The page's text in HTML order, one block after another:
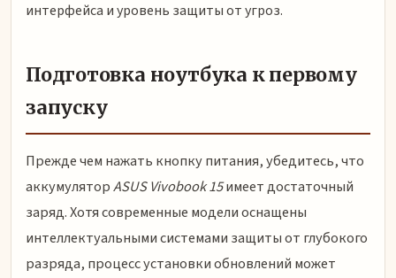
интерфейса и уровень защиты от угроз.
Подготовка ноутбука к первому
запуску
Прежде чем нажать кнопку питания, убедитесь, что
аккумуляторASUS Vivobook 15имеет достаточный
заряд. Хотя современные модели оснащены
интеллектуальными системами защиты от глубокого
разряда, процесс установки обновлений может